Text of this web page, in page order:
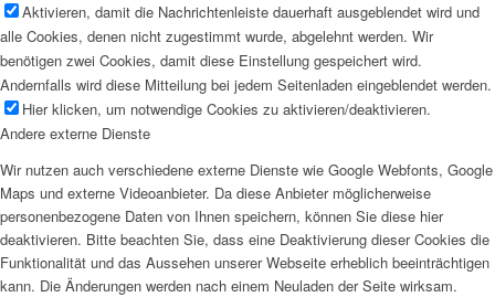
Aktivieren, damit die Nachrichtenleiste dauerhaft ausgeblendet wird und
alle Cookies, denen nicht zugestimmt wurde, abgelehnt werden. Wir
benötigen zwei Cookies, damit diese Einstellung gespeichert wird.
Andernfalls wird diese Mitteilung bei jedem Seitenladen eingeblendet werden.
Hier klicken, um notwendige Cookies zu aktivieren/deaktivieren.
Andere externe Dienste
Wir nutzen auch verschiedene externe Dienste wie Google Webfonts, Google
Maps und externe Videoanbieter. Da diese Anbieter möglicherweise
personenbezogene Daten von Ihnen speichern, können Sie diese hier
deaktivieren. Bitte beachten Sie, dass eine Deaktivierung dieser Cookies die
Funktionalität und das Aussehen unserer Webseite erheblich beeinträchtigen
kann. Die Änderungen werden nach einem Neuladen der Seite wirksam.